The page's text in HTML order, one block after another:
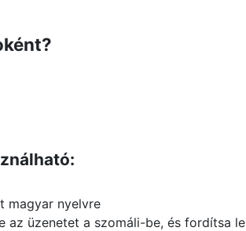
magyar nyelvre
az üzenetet a szomáli-be, és fordítsa le